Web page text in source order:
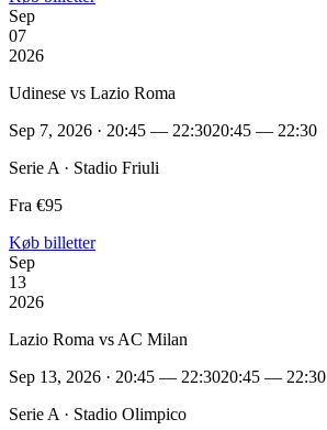
Sep
07
2026
Udinese vs Lazio Roma
Sep 7, 2026 · 20:45 — 22:3020:45 — 22:30
Serie A · Stadio Friuli
Fra €95
Køb billetter
Sep
13
2026
Lazio Roma vs AC Milan
Sep 13, 2026 · 20:45 — 22:3020:45 — 22:30
Serie A · Stadio Olimpico